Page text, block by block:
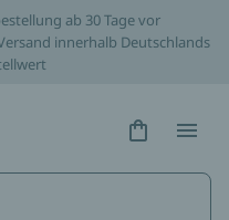
ab 30 Tage vor
innerhalb Deutschlands
Hidden